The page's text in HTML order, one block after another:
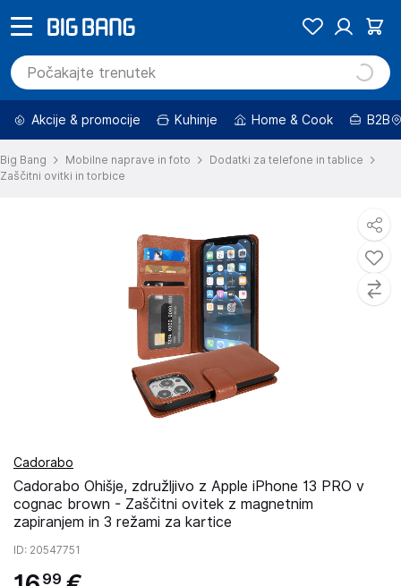
Akcije & promocije Kuhinje Home & Cook B2B
Big Bang Mobilne naprave in foto
Dodatki za telefone in tablice
Zaščitni ovitki in torbice
Cadorabo
Cadorabo Ohišje, združljivo z Apple iPhone 13 PRO v
cognac brown - Zaščitni ovitek z magnetnim
zapiranjem in 3 režami za kartice
ID: 20547751
99